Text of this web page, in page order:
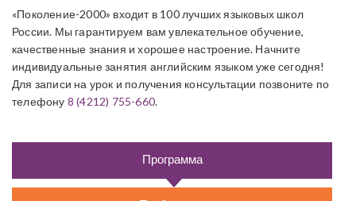
«Поколение-2000» входит в 100 лучших языковых школ
России. Мы гарантируем вам увлекательное обучение,
качественные знания и хорошее настроение. Начните
индивидуальные занятия английским языком уже сегодня!
Для записи на урок и получения консультации позвоните по
телефону 8 (4212) 755-660.
Программа